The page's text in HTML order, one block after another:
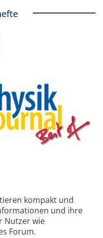
kompakt und
und ihre
Nutzer wie
Forum.